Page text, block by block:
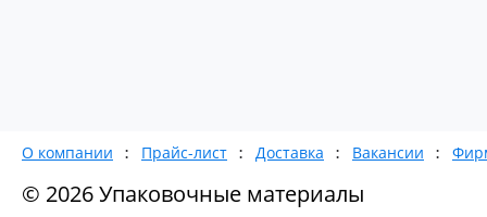
О компании Прайс-лист Доставка Вакансии
© 2026 Упаковочные материалы